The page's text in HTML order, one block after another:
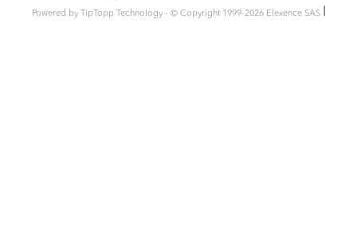
Powered by TipTopp Technology - © Copyright 1999-2026 Elexence SAS